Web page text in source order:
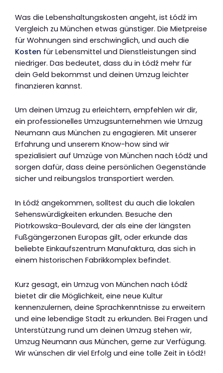
Was die Lebenshaltungskosten angeht, ist Łódź im
Vergleich zu München etwas günstiger. Die Mietpreise
für Wohnungen sind erschwinglich, und auch die
Kosten für Lebensmittel und Dienstleistungen sind
niedriger. Das bedeutet, dass du in Łódź mehr für
dein Geld bekommst und deinen Umzug leichter
finanzieren kannst.
Um deinen Umzug zu erleichtern, empfehlen wir dir,
ein professionelles Umzugsunternehmen wie Umzug
Neumann aus München zu engagieren. Mit unserer
Erfahrung und unserem Know-how sind wir
spezialisiert auf Umzüge von München nach Łódź und
sorgen dafür, dass deine persönlichen Gegenstände
sicher und reibungslos transportiert werden.
In Łódź angekommen, solltest du auch die lokalen
Sehenswürdigkeiten erkunden. Besuche den
Piotrkowska-Boulevard, der als eine der längsten
Fußgängerzonen Europas gilt, oder erkunde das
beliebte Einkaufszentrum Manufaktura, das sich in
einem historischen Fabrikkomplex befindet.
Kurz gesagt, ein Umzug von München nach Łódź
bietet dir die Möglichkeit, eine neue Kultur
kennenzulernen, deine Sprachkenntnisse zu erweitern
und eine lebendige Stadt zu erkunden. Bei Fragen und
Unterstützung rund um deinen Umzug stehen wir,
Umzug Neumann aus München, gerne zur Verfügung.
Wir wünschen dir viel Erfolg und eine tolle Zeit in Łódź!